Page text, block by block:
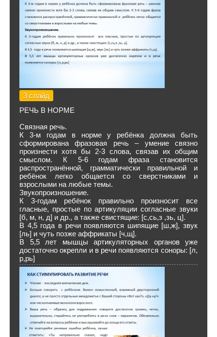
3 слайд
РЕЧЬ В НОРМЕ
Связная речь.
К 3-м годам в норме у ребёнка должна быть
сформирована фразовая речь – умение связно
произнести хотя бы 2-3 слова, связав их общим
смыслом. К 5-6 годам фраза становится
распространённой, грамматически правильной и
ребёнок легко общается со сверстниками и
взрослыми на любые темы.
Звукопроизношение.
К 3-годам ребёнок правильно произносит все
гласные, простые по артикуляции согласные звуки
[б, м, н, д] и др., а также свистящие: [с,сь,з ,зь, ц].
В 4,5 года в речи появляются шипящие [ш,ж], звук
[ль] и чуть позже аффрикаты [ч,щ].
В 5,5 лет мышцы артикуляторных органов уже
достаточно окрепли и в речи появляются соноры: [л,
р,рь]